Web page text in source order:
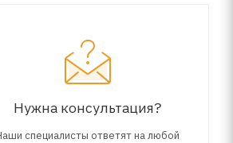
Нужна консультация?
специалисты ответят на любой